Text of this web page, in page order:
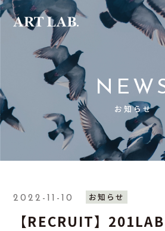
お知らせ
2022-11-10 お知らせ
【RECRUIT】